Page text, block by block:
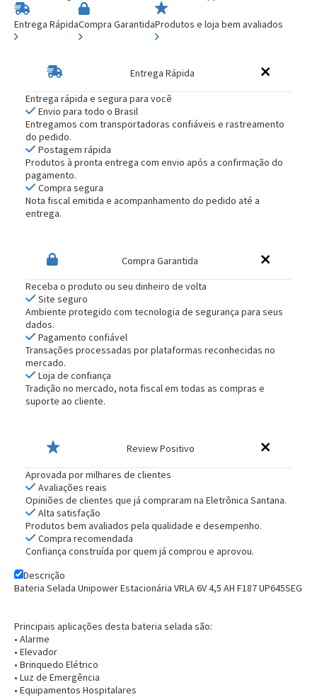
Entrega RápidaCompra GarantidaProdutos e loja bem avaliados
Entrega Rápida
Entrega rápida e segura para você
Envio para todo o Brasil
Entregamos com transportadoras confiáveis e rastreamento
do pedido.
Postagem rápida
Produtos à pronta entrega com envio após a confirmação do
pagamento.
Compra segura
Nota fiscal emitida e acompanhamento do pedido até a
entrega.
Compra Garantida
Receba o produto ou seu dinheiro de volta
Site seguro
Ambiente protegido com tecnologia de segurança para seus
dados.
Pagamento confiável
Transações processadas por plataformas reconhecidas no
mercado.
Loja de confiança
Tradição no mercado, nota fiscal em todas as compras e
suporte ao cliente.
Review Positivo
Aprovada por milhares de clientes
Avaliações reais
Opiniões de clientes que já compraram na Eletrônica Santana.
Alta satisfação
Produtos bem avaliados pela qualidade e desempenho.
Compra recomendada
Confiança construída por quem já comprou e aprovou.
Descrição
Bateria Selada Unipower Estacionária VRLA 6V 4,5 AH F187 UP645SEG
Principais aplicações desta bateria selada são:
• Alarme
• Elevador
• Brinquedo Elétrico
• Luz de Emergência
• Equipamentos Hospitalares